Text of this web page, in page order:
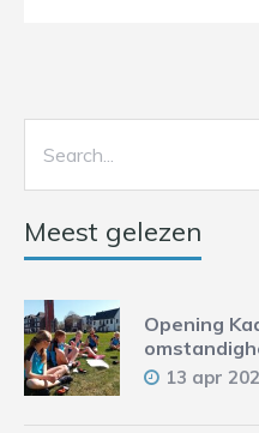
Meest gelezen
Opening
13 apr